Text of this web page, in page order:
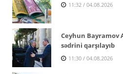
11:32 / 04.08.2026
Ceyhun Bayramov
sədrini qarşılayıb
11:30 / 04.08.2026